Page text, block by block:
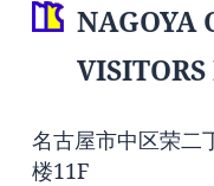
NAGOYA
名古屋市中区荣二
楼11F